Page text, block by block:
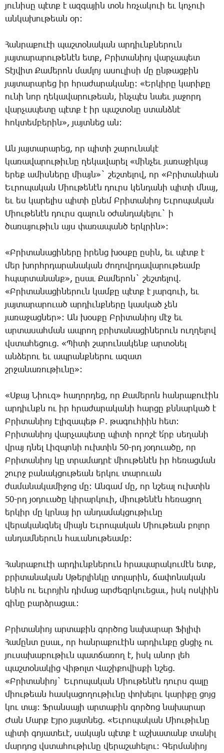
յունիսը պէտք է ազգային տօն հռչակուի եւ կոչուի
անկախութեան օր:
Հանրաքուէի պաշտօնական արդիւնքներուն
յայտարարութենէն ետք, Բրիտանիոյ վարչապետ
Տէյվիտ Քամերոն մամլոյ ասուլիսի մը ընթացքին
յայտարարեց իր հրաժարականը: «Երկիրը կարիքը
ունի նոր ղեկավարութեան, ինչպէս նաեւ յաջորդ
վարչապետը պէտք է իր պաշտօնը ստանձնէ
հոկտեմբերին», յայտնեց ան:
Ան յայտարարեց, որ պիտի շարունակէ
կառավարութիւնը ղեկավարել «մինչեւ յառաջիկայ
երեք ամիսները միայն»` շեշտելով, որ «Բրիտանիան
Եւրոպական Միութենէն դուրս կենդանի պիտի մնայ,
եւ ես կարելիս պիտի ընեմ Բրիտանիոյ Եւրոպական
Միութենէն դուրս գալուն օժանդակելու` ի
ծառայութիւն այս փառապանծ երկրին»:
«Բրիտանացիները իրենց խօսքը ըսին, եւ պէտք է
մեր խորհրդարանական ժողովրդավարութեամբ
հպարտանանք», ըսաւ Քամերոն` շեշտելով.
«Բրիտանացիներուն կամքը պէտք է յարգուի, եւ
յայտարարուած արդիւնքները կասկած չեն
յառաջացներ»: Ան խօսքը Բրիտանիոյ մէջ եւ
արտասահման ապրող բրիտանացիներուն ուղղելով
վստահեցուց. «Պիտի շարունակենք արտօնել
անձերու եւ ապրանքներու ազատ
շրջանառութիւնը»:
«Սքայ Նիուզ» հաղորդեց, որ Քամերոն հանրաքուէին
արդիւնքն ու իր հրաժարականի հարցը քննարկած է
Բրիտանիոյ Էլիզապեթ Բ. թագուհիին հետ:
Բրիտանիոյ վարչապետը պիտի որոշէ ե՛րբ սեղանի
վրայ դնել Լիզպոնի ուխտին 50-րդ յօդուածը, որ
Բրիտանիոյ կը տրամադրէ միութենէն իր հեռացման
շուրջ բանակցութեան երկու տարուան
ժամանակամիջոց մը: Անգամ մը, որ նշեալ ուխտին
50-րդ յօդուածը կիրարկուի, միութենէն հեռացող
երկիր մը կրնայ իր անդամակցութիւնը
վերականգնել միայն Եւրոպական Միութեան բոլոր
անդամներուն հաւանութեամբ:
Հանրաքուէի արդիւնքներուն հրապարակումէն ետք,
բրիտանական Սթերլինկը տոլարին, ճափոնական
ենին ու եւրոյին դիմաց արժեզրկուեցաւ, իսկ ոսկիին
գինը բարձրացաւ:
Բրիտանիոյ արտաքին գործոց նախարար Ֆիլիփ
Համընտ ըսաւ, որ հանրաքուէին արդիւնքը ցնցիչ ու
յուսախաբութիւն պատճառող է, իսկ անոր լեհ
պաշտօնակից Վիթոլտ Վաշիքովիսքի նշեց.
«Բրիտանիոյ` Եւրոպական Միութենէն դուրս գալը
միութեան հասկացողութիւնը փոխելու կարիքը ցոյց
կու տայ: Ֆրանսայի արտաքին գործոց նախարար
Ժան Մարք Էյրօ յայտնեց. «Եւրոպական Միութիւնը
պիտի գոյատեւէ, սակայն պէտք է աշխատանք տանիլ
մարդոց վստահութիւնը վերաշահելու: Գերմանիոյ